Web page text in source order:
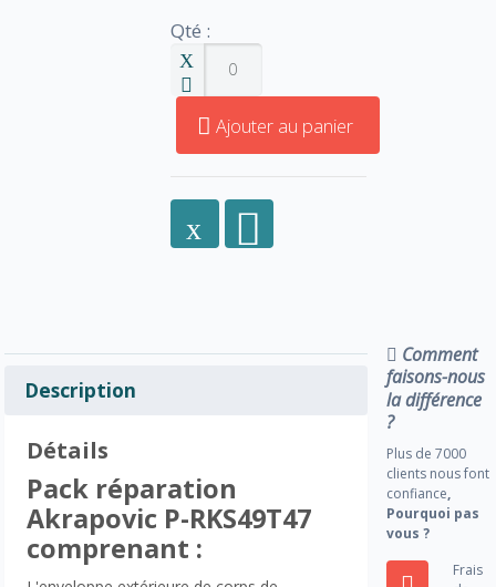
Qté :
Ajouter au panier
Description
Détails
Pack réparation
Akrapovic P-RKS49T47
comprenant :
Comment
faisons-nous
la différence
?
Plus de 7000
clients nous font
confiance,
Pourquoi pas
vous ?
Frais